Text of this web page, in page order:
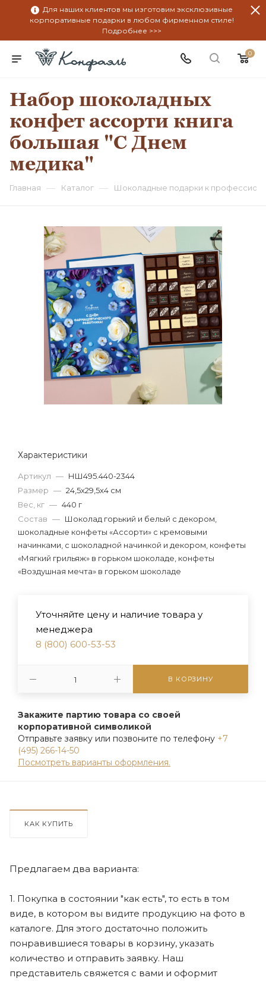
Для наших клиентов мы изготовим эксклюзивные
корпоративные подарки в любом фирменном стиле!
Подробнее >>>
0
Набор шоколадных
конфет ассорти книга
большая "С Днем
медика"
Главная — Каталог — Шоколадные подарки к
Характеристики
Артикул — НШ495.440-2344
Размер — 24,5х29,5х4 см
Вес, кг — 440 г
Состав — Шоколад горький и белый с декором,
шоколадные конфеты «Ассорти» с кремовыми
начинками, с шоколадной начинкой и декором, конфеты
«Мягкий грильяж» в горьком шоколаде, конфеты
«Воздушная мечта» в горьком шоколаде
Уточняйте цену и наличие товара у
менеджера
8 (800) 600-53-53
В КОРЗИНУ
Закажите партию товара со своей
корпоративной символикой
Отправьте заявку или позвоните по телефону +7
(495) 266-14-50
Посмотреть варианты оформления.
КАК КУПИТЬ
Предлагаем два варианта:
1. Покупка в состоянии "как есть", то есть в том
виде, в котором вы видите продукцию на фото в
каталоге. Для этого достаточно положить
понравившиеся товары в корзину, указать
количество и отправить заявку. Наш
представитель свяжется с вами и оформит